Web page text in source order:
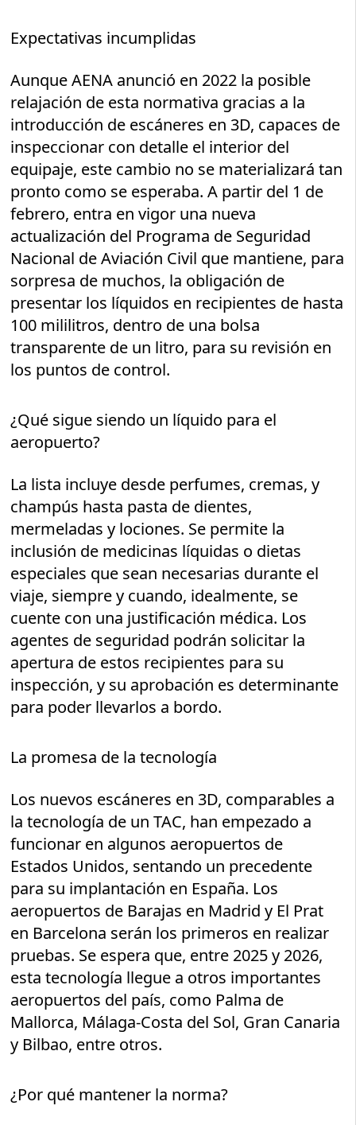
Expectativas incumplidas
Aunque AENA anunció en 2022 la posible
relajación de esta normativa gracias a la
introducción de escáneres en 3D, capaces de
inspeccionar con detalle el interior del
equipaje, este cambio no se materializará tan
pronto como se esperaba. A partir del 1 de
febrero, entra en vigor una nueva
actualización del Programa de Seguridad
Nacional de Aviación Civil que mantiene, para
sorpresa de muchos, la obligación de
presentar los líquidos en recipientes de hasta
100 mililitros, dentro de una bolsa
transparente de un litro, para su revisión en
los puntos de control.
¿Qué sigue siendo un líquido para el
aeropuerto?
La lista incluye desde perfumes, cremas, y
champús hasta pasta de dientes,
mermeladas y lociones. Se permite la
inclusión de medicinas líquidas o dietas
especiales que sean necesarias durante el
viaje, siempre y cuando, idealmente, se
cuente con una justificación médica. Los
agentes de seguridad podrán solicitar la
apertura de estos recipientes para su
inspección, y su aprobación es determinante
para poder llevarlos a bordo.
La promesa de la tecnología
Los nuevos escáneres en 3D, comparables a
la tecnología de un TAC, han empezado a
funcionar en algunos aeropuertos de
Estados Unidos, sentando un precedente
para su implantación en España. Los
aeropuertos de Barajas en Madrid y El Prat
en Barcelona serán los primeros en realizar
pruebas. Se espera que, entre 2025 y 2026,
esta tecnología llegue a otros importantes
aeropuertos del país, como Palma de
Mallorca, Málaga-Costa del Sol, Gran Canaria
y Bilbao, entre otros.
¿Por qué mantener la norma?